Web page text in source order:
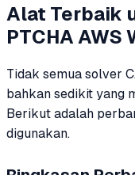
Alat Terbaik
PTCHA AWS
Tidak semua solver
bahkan sedikit yang
Berikut adalah
digunakan.